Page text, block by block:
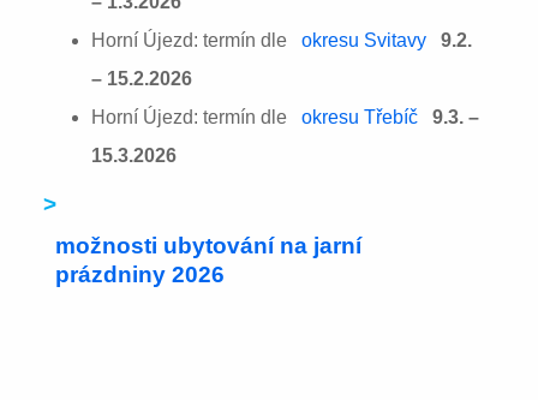
Horní Újezd: termín dle
okresu Svitavy
9.2.
– 15.2.2026
Horní Újezd: termín dle
okresu Třebíč
9.3. –
15.3.2026
>
možnosti ubytování na jarní
prázdniny 2026